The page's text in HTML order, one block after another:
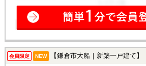
会員限定 NEW 【鎌倉市大船｜新築一戸建て】